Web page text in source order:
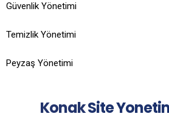
Güvenlik Yönetimi
Temizlik Yönetimi
Peyzaş Yönetimi
KonakSite